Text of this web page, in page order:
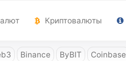
Криптовалюты
Binance ByBIT Coinbase